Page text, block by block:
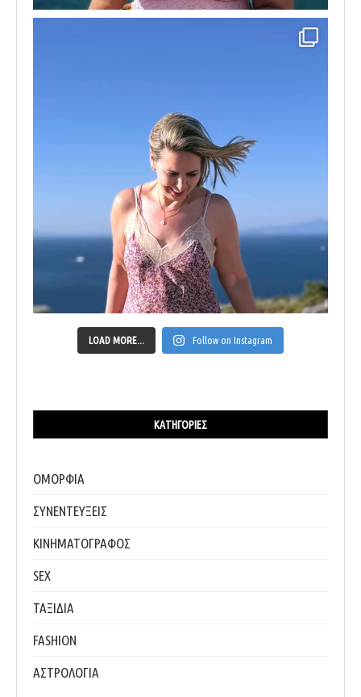
LOAD MORE... Follow on Instagram
ΚΑΤΗΓΟΡΊΕΣ
ΟΜΟΡΦΙΑ
ΣΥΝΕΝΤΕΥΞΕΙΣ
ΚΙΝΗΜΑΤΟΓΡΑΦΟΣ
SEX
ΤΑΞΙΔΙΑ
FASHION
ΑΣΤΡΟΛΟΓΙΑ